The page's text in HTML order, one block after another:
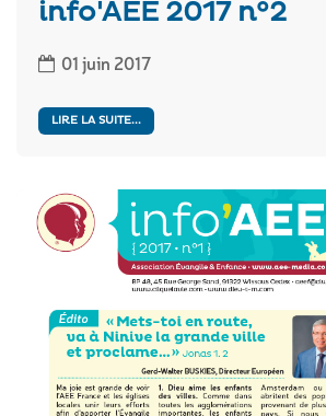
info'AEE 2017 n°2
01 juin 2017
LIRE LA SUITE...